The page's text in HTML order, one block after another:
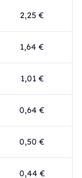
2,25 €
1,64 €
1,01 €
0,64 €
0,50 €
0,44 €